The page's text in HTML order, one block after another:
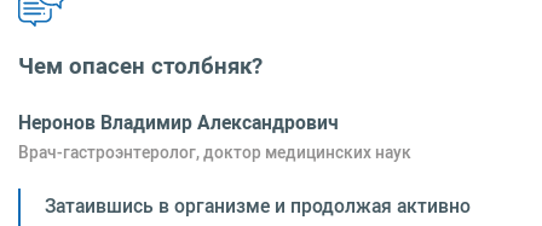
Чем опасен столбняк?
Неронов Владимир Александрович
Врач-гастроэнтеролог, доктор медицинских наук
Затаившись в организме и продолжая активно